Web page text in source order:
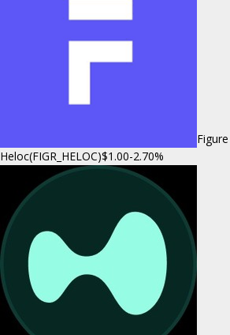
Figure
Heloc(FIGR_HELOC)$1.00-2.70%